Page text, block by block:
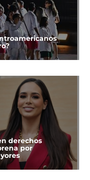
derechos
por